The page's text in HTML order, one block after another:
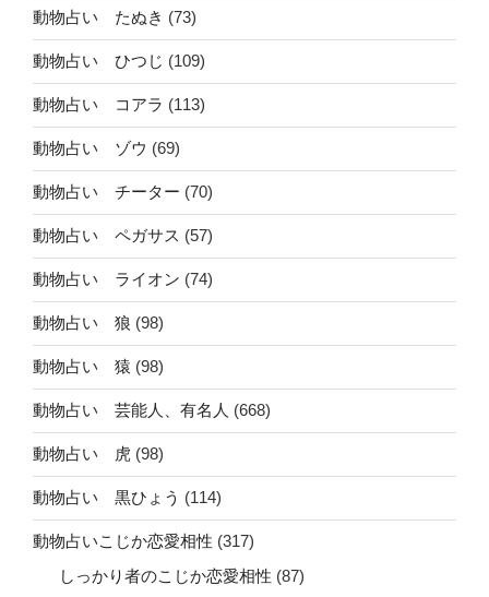
動物占い たぬき (73)
動物占い ひつじ (109)
動物占い コアラ (113)
動物占い ゾウ (69)
動物占い チーター (70)
動物占い ペガサス (57)
動物占い ライオン (74)
動物占い 狼 (98)
動物占い 猿 (98)
動物占い 芸能人、有名人 (668)
動物占い 虎 (98)
動物占い 黒ひょう (114)
動物占いこじか恋愛相性 (317)
しっかり者のこじか恋愛相性 (87)